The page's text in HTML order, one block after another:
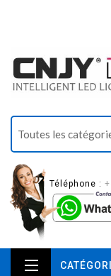
Téléphone :